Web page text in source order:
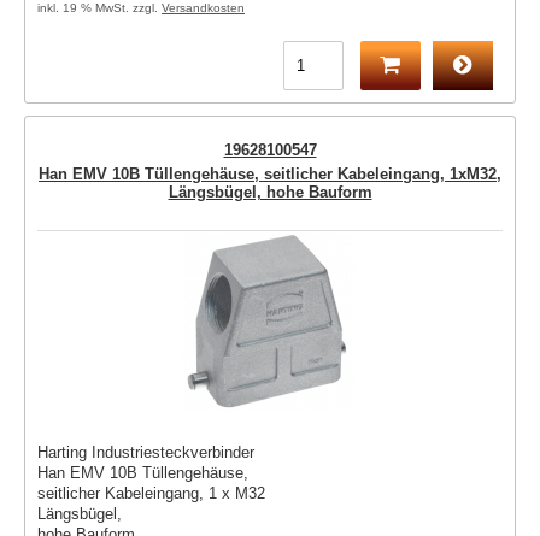
inkl. 19 % MwSt. zzgl. Versandkosten
19628100547
Han EMV 10B Tüllengehäuse, seitlicher Kabeleingang, 1xM32,
Längsbügel, hohe Bauform
Harting Industriesteckverbinder
Han EMV 10B Tüllengehäuse,
seitlicher Kabeleingang, 1 x M32
Längsbügel,